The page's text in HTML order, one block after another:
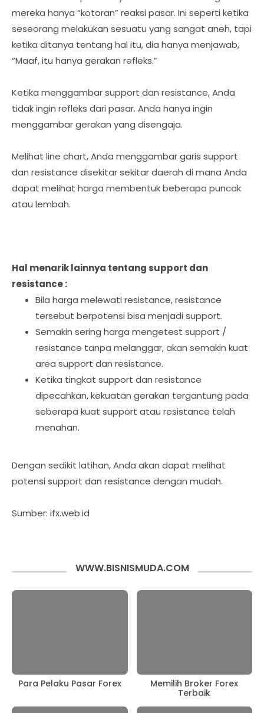
mereka hanya “kotoran” reaksi pasar. Ini seperti ketika
seseorang melakukan sesuatu yang sangat aneh, tapi
ketika ditanya tentang hal itu, dia hanya menjawab,
“Maaf, itu hanya gerakan refleks.”
Ketika menggambar support dan resistance, Anda
tidak ingin refleks dari pasar. Anda hanya ingin
menggambar gerakan yang disengaja.
Melihat line chart, Anda menggambar garis support
dan resistance disekitar sekitar daerah di mana Anda
dapat melihat harga membentuk beberapa puncak
atau lembah.
Hal menarik lainnya tentang support dan
resistance :
Bila harga melewati resistance, resistance
tersebut berpotensi bisa menjadi support.
Semakin sering harga mengetest support /
resistance tanpa melanggar, akan semakin kuat
area support dan resistance.
Ketika tingkat support dan resistance
dipecahkan, kekuatan gerakan tergantung pada
seberapa kuat support atau resistance telah
menahan.
Dengan sedikit latihan, Anda akan dapat melihat
potensi support dan resistance dengan mudah.
Sumber: ifx.web.id
WWW.BISNISMUDA.COM
Para Pelaku Pasar Forex
Memilih Broker Forex
Terbaik